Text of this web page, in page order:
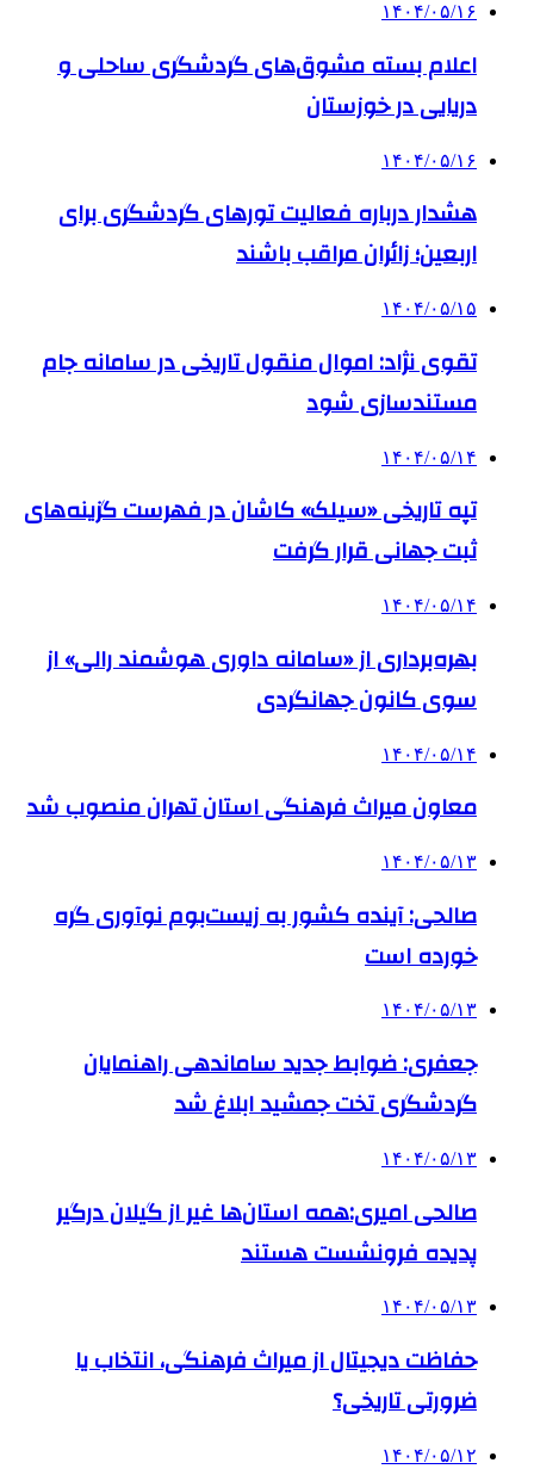
۱۴۰۴/۰۵/۱۶
اعلام بسته مشوق‌های گردشگری ساحلی و
دریایی در خوزستان
۱۴۰۴/۰۵/۱۶
هشدار درباره فعالیت تورهای گردشگری برای
اربعین؛ زائران مراقب باشند
۱۴۰۴/۰۵/۱۵
تقوی نژاد: اموال منقول تاریخی در سامانه جام
مستندسازی شود
۱۴۰۴/۰۵/۱۴
تپه تاریخی «سیلک» کاشان در فهرست گزینه‌های
ثبت جهانی قرار گرفت
۱۴۰۴/۰۵/۱۴
بهره‌برداری از «سامانه داوری هوشمند رالی» از
سوی کانون جهانگردی
۱۴۰۴/۰۵/۱۴
معاون میراث فرهنگی استان تهران منصوب شد
۱۴۰۴/۰۵/۱۳
صالحی: آینده کشور به زیست‌بوم نوآوری گره
خورده است
۱۴۰۴/۰۵/۱۳
جعفری: ضوابط جدید ساماندهی راهنمایان
گردشگری تخت جمشید ابلاغ شد
۱۴۰۴/۰۵/۱۳
صالحی امیری:همه استان‌ها غیر از گیلان درگیر
پدیده فرونشست هستند
۱۴۰۴/۰۵/۱۳
حفاظت دیجیتال از میراث فرهنگی، انتخاب یا
ضرورتی تاریخی؟
۱۴۰۴/۰۵/۱۲